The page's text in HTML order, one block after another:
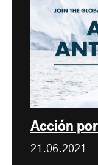
Acción
21.06.2021